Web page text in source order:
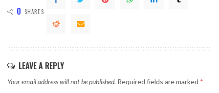
0 SHARES
LEAVE A REPLY
Your email address will not be published. Required fields are marked *